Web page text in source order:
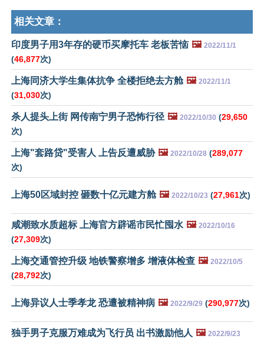
相关文章：
印度男子用3年存的硬币买摩托车 老板苦恼 🖼️ 2022/11/1
(46,877次)
上海同济大学生集体抗争 全楼拒绝去方舱 🖼️ 2022/11/1
(31,030次)
杀人提头上街 网传南宁男子恐怖行径 🖼️ 2022/10/30 (29,650
次)
上海"套路贷"受害人 上告反遭威胁 🖼️ 2022/10/28 (289,077
次)
上海50区域封控 砸数十亿元建方舱 🖼️ 2022/10/23 (27,961次)
咸潮致水质超标 上海官方辟谣市民忙囤水 🖼️ 2022/10/16
(27,309次)
上海交通管控升级 地铁警察增多 增液体检查 🖼️ 2022/10/5
(28,792次)
上海异议人士季孝龙 恐遭被精神病 🖼️ 2022/9/29 (290,977次)
独手男子克服万难成为飞行员 出书激励他人 🖼️ 2022/9/23